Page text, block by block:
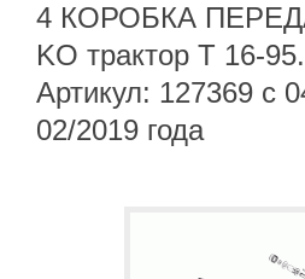
4 КОРОБКА
KO трактор T 16-
Артикул: 127369 с
02/2019 года